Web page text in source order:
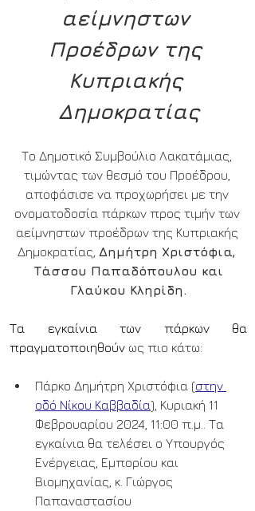
αείμνηστων
Προέδρων της
Κυπριακής
Δημοκρατίας
Το Δημοτικό Συμβούλιο Λακατάμιας,
τιμώντας των θεσμό του Προέδρου,
αποφάσισε να προχωρήσει με την
ονοματοδοσία πάρκων προς τιμήν των
αείμνηστων προέδρων της Κυπριακής
Δημοκρατίας, Δημήτρη Χριστόφια,
Τάσσου Παπαδόπουλου και
Γλαύκου Κληρίδη.
Τα εγκαίνια των πάρκων θα
πραγματοποιηθούν ως πιο κάτω:
Πάρκο Δημήτρη Χριστόφια (στην
οδό Νίκου Καββαδία), Κυριακή 11
Φεβρουαρίου 2024, 11:00 π.μ.. Τα
εγκαίνια θα τελέσει ο Υπουργός
Ενέργειας, Εμπορίου και
Βιομηχανίας, κ. Γιώργος
Παπαναστασίου